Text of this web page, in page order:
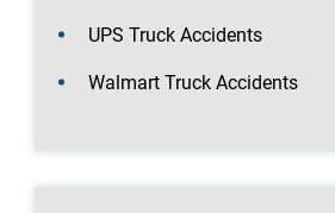
UPS Truck Accidents
Walmart Truck Accidents